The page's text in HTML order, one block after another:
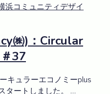
浜コミュニティデザイ
㈱)：Circular
37
キュラーエコノミーplus
タートしました。 …